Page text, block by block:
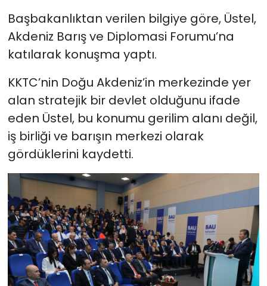
Başbakanlıktan verilen bilgiye göre, Üstel,
Akdeniz Barış ve Diplomasi Forumu’na
katılarak konuşma yaptı.
KKTC’nin Doğu Akdeniz’in merkezinde yer
alan stratejik bir devlet olduğunu ifade
eden Üstel, bu konumu gerilim alanı değil,
iş birliği ve barışın merkezi olarak
gördüklerini kaydetti.
Video Galeri
Yazarlar